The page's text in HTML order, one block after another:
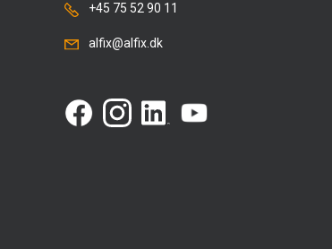
+45 75 52 90 11
alfix@alfix.dk